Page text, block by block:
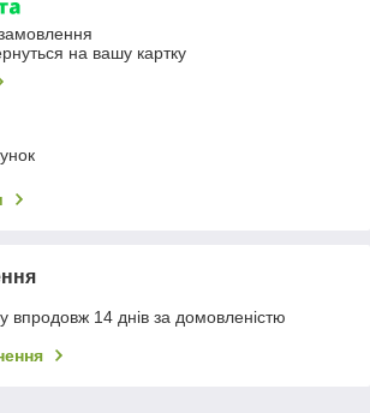
на вашу картку
впродовж 14 днів за домовленістю